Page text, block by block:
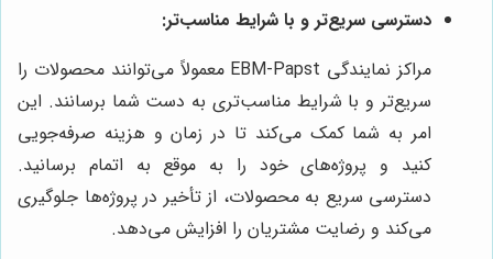
دسترسی سریع‌تر و با شرایط مناسب‌تر:
مراکز نمایندگی EBM-Papst معمولاً می‌توانند محصولات را
سریع‌تر و با شرایط مناسب‌تری به دست شما برسانند. این
امر به شما کمک می‌کند تا در زمان و هزینه صرفه‌جویی
کنید و پروژه‌های خود را به موقع به اتمام برسانید.
دسترسی سریع به محصولات، از تأخیر در پروژه‌ها جلوگیری
می‌کند و رضایت مشتریان را افزایش می‌دهد.